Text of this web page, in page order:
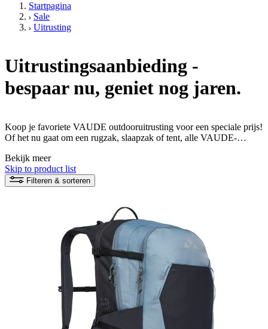
Startpagina
Sale
Uitrusting
Uitrustingsaanbieding -
bespaar nu, geniet nog jaren.
Koop je favoriete VAUDE outdooruitrusting voor een speciale prijs!
Of het nu gaat om een rugzak, slaapzak of tent, alle VAUDE-
duurzame natuurervaring beginnen! Laat je milieuvriendelijke
avontuur in de natuur beginnen!
Bekijk meer
Skip to product list
Filteren & sorteren